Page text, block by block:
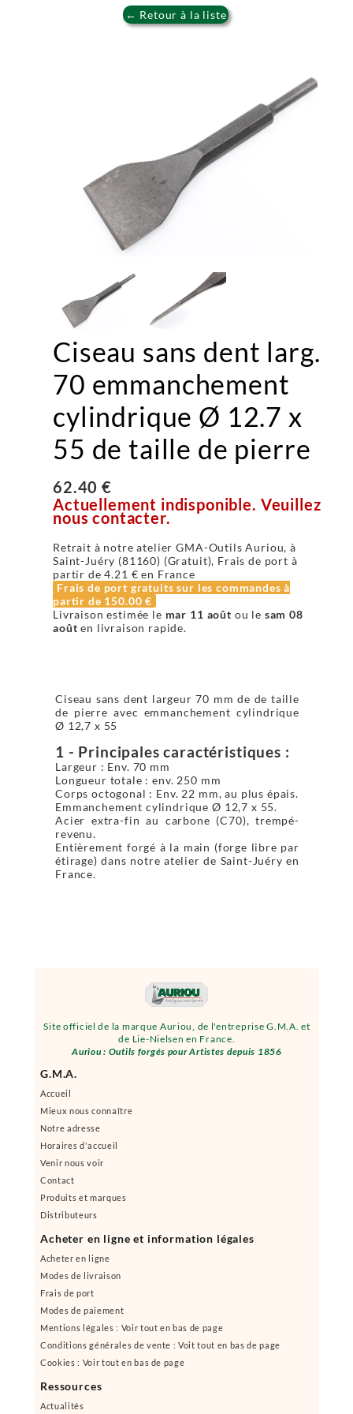
Site officiel de la marque Auriou, de l'entreprise G.M.A. et
de Lie-Nielsen en France.
Auriou : Outils forgés pour Artistes depuis 1856
G.M.A.
Accueil
Mieux nous connaître
Notre adresse
Horaires d'accueil
Venir nous voir
Contact
Produits et marques
Distributeurs
Acheter en ligne et information légales
Acheter en ligne
Modes de livraison
Frais de port
Modes de paiement
Mentions légales : Voir tout en bas de page
Conditions générales de vente : Voit tout en bas de page
Cookies : Voir tout en bas de page
Ressources
Actualités
← Retour à la liste
Ciseau sans dent larg.
70 emmanchement
cylindrique Ø 12.7 x
55 de taille de pierre
62.40 €
Actuellement indisponible. Veuillez
nous contacter.
Retrait à notre atelier GMA-Outils Auriou, à
Saint-Juéry (81160) (Gratuit), Frais de port à
partir de4.21 € en France
Frais de port gratuits sur les commandes à
partir de 150.00 €
Livraison estimée le mar 11 août ou le sam 08
août en livraison rapide.
Ciseau sans dent largeur 70 mm de de taille
de pierre avec emmanchement cylindrique
Ø 12,7 x 55
1 - Principales caractéristiques :
Largeur : Env. 70 mm
Longueur totale : env. 250 mm
Corps octogonal : Env. 22 mm, au plus épais.
Emmanchement cylindrique Ø 12,7 x 55.
Acier extra-fin au carbone (C70), trempé-
revenu.
Entièrement forgé à la main (forge libre par
étirage) dans notre atelier de Saint-Juéry en
France.